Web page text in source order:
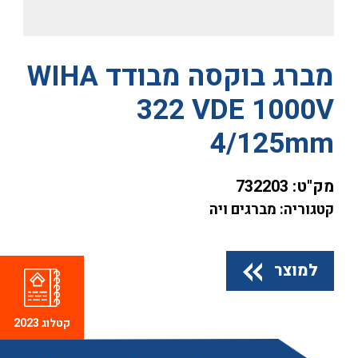
מברג בוקסה מבודד WIHA
322 VDE 1000V
4/125mm
מק"ט: 732203
קטגוריה: מברגים ויה
למוצר
קטלוג 2023